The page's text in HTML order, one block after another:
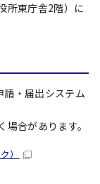
所東庁舎2階）に
・届出システム
合があります。
）